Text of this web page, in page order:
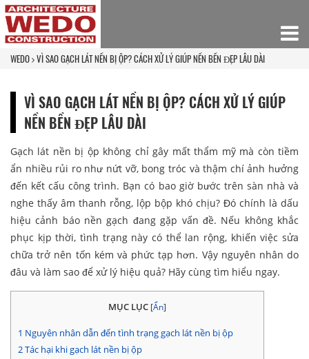
WEDO VÌ SAO GẠCH LÁT NỀN BỊ ỘP? CÁCH XỬ LÝ GIÚP NỀN BỀN ĐẸP LÂU DÀI
VÌ SAO GẠCH LÁT NỀN BỊ ỘP? CÁCH XỬ LÝ GIÚP
NỀN BỀN ĐẸP LÂU DÀI
Gạch lát nền bị ộp không chỉ gây mất thẩm mỹ mà còn tiềm
ẩn nhiều rủi ro như nứt vỡ, bong tróc và thậm chí ảnh hưởng
đến kết cấu công trình. Bạn có bao giờ bước trên sàn nhà và
nghe thấy âm thanh rỗng, lộp bộp khó chịu? Đó chính là dấu
hiệu cảnh báo nền gạch đang gặp vấn đề. Nếu không khắc
phục kịp thời, tình trạng này có thể lan rộng, khiến việc sửa
chữa trở nên tốn kém và phức tạp hơn. Vậy nguyên nhân do
đâu và làm sao để xử lý hiệu quả? Hãy cùng tìm hiểu ngay.
MỤC LỤC [Ẩn]
1 Nguyên nhân dẫn đến tình trạng gạch lát nền bị ộp
2Tác hại khi gạch lát nền bị ộp